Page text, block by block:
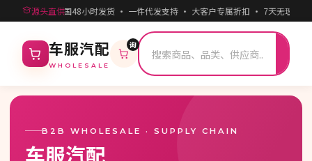
源头直供
元起批 · 全国48小时发货 · 一件代发支持 · 大客户专属折扣 · 7天无理由退
车服汽配
WHOLESALE
询
B2B WHOLESALE · SUPPLY CHAIN
车服汽配